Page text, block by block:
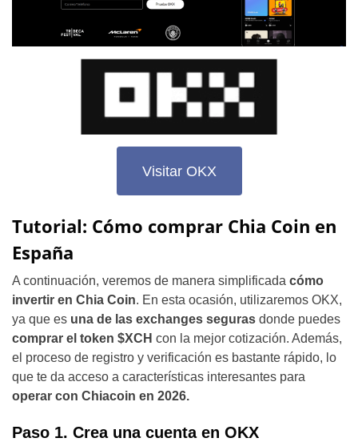
Visitar OKX
Tutorial: Cómo comprar Chia Coin en
España
A continuación, veremos de manera simplificada cómo
invertir en Chia Coin. En esta ocasión, utilizaremos OKX,
ya que es una de las exchanges seguras donde puedes
comprar el token $XCH con la mejor cotización. Además,
el proceso de registro y verificación es bastante rápido, lo
que te da acceso a características interesantes para
operar con Chiacoin en 2026.
Paso 1. Crea una cuenta en OKX